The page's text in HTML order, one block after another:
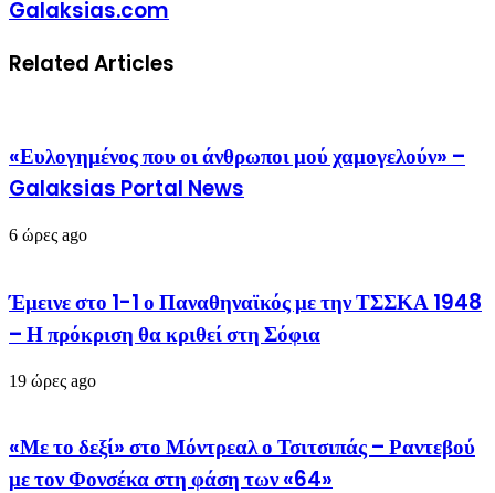
Galaksias.com
Related Articles
«Ευλογημένος που οι άνθρωποι μού χαμογελούν» –
Galaksias Portal News
6 ώρες ago
Έμεινε στο 1-1 ο Παναθηναϊκός με την ΤΣΣΚΑ 1948
– Η πρόκριση θα κριθεί στη Σόφια
19 ώρες ago
«Με το δεξί» στο Μόντρεαλ ο Τσιτσιπάς – Ραντεβού
με τον Φονσέκα στη φάση των «64»